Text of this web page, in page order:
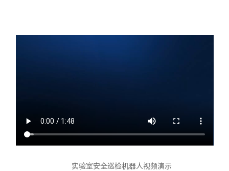
实验室安全巡检机器人视频演示